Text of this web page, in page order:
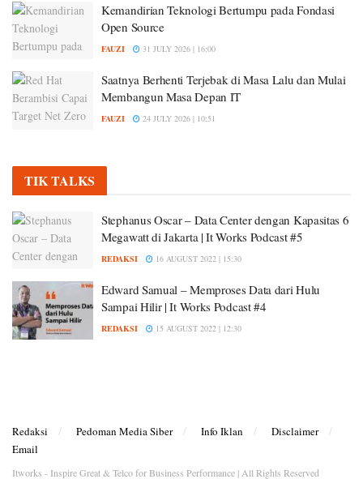
Kemandirian Teknologi Bertumpu pada Fondasi
Open Source
FAUZI 31 JULY 2026 | 16:00
Saatnya Berhenti Terjebak di Masa Lalu dan Mulai
Membangun Masa Depan IT
FAUZI 24 JULY 2026 | 10:51
TIK TALKS
Stephanus Oscar – Data Center dengan Kapasitas 6
Megawatt di Jakarta | It Works Podcast #5
REDAKSI 16 AUGUST 2022 | 15:30
Edward Samual – Memproses Data dari Hulu
Sampai Hilir | It Works Podcast #4
REDAKSI 15 AUGUST 2022 | 12:30
Redaksi Pedoman Media Siber Info Iklan
Disclaimer
Email
Itworks - Inspire Great & Telco for Business Performance | All Rights Reserved